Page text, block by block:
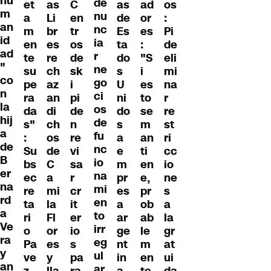
m
an
id
ad
"
co
n
la
hij
a
de
B
er
na
rd
a
Ve
ra
y
an
et
a
m
en
te
su
pe
ra
da
s"
:
Su
bs
ec
re
ta
ri
o
Pa
ve
as
Li
br
es
re
ch
az
an
di
ch
os
de
C
a
mi
la
Fl
or
es
y
C
en
tr
os
de
sk
i
pi
de
n
re
vi
sa
r
cr
it
er
io
s
pa
nu
nc
ia
r
ne
go
ci
os
de
fu
nc
io
na
mi
en
to
irr
eg
ul
as
de
Es
ta
do
s
U
ni
do
s
a
e
m
pr
es
a
ar
ge
nt
in
ad
or
es
:
"S
i
es
to
se
m
an
ti
en
e,
pr
ob
ab
le
m
en
os
:
Pi
de
eli
mi
na
r
re
st
ri
cc
io
ne
s
a
la
gr
at
ui